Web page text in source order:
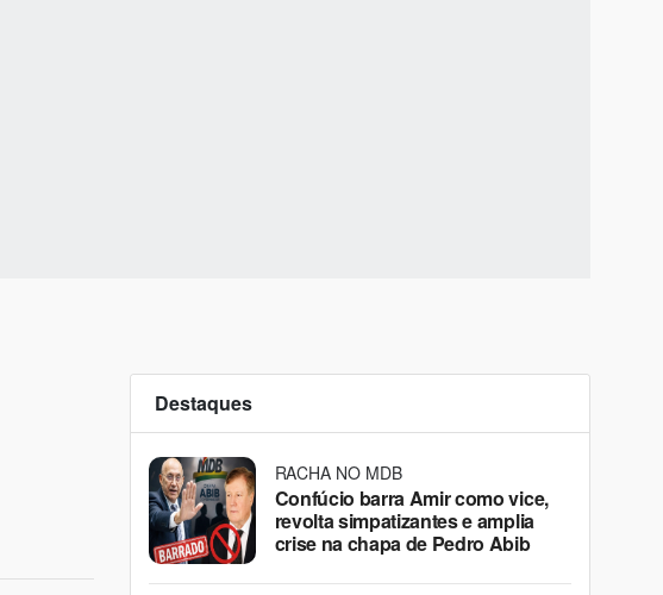
Destaques
RACHA NO MDB
Confúcio barra Amir como vice,
revolta simpatizantes e amplia
crise na chapa de Pedro Abib